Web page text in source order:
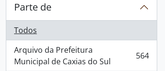
Parte de
Todos
Arquivo da Prefeitura
Municipal de Caxias do Sul
, 564 resultados 564